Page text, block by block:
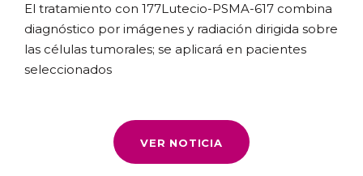
El tratamiento con 177Lutecio-PSMA-617 combina
diagnóstico por imágenes y radiación dirigida sobre
las células tumorales; se aplicará en pacientes
seleccionados
VER NOTICIA